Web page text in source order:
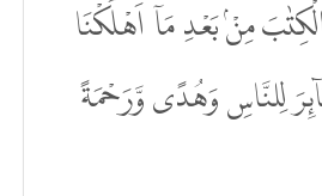
مِنْۢ بَعْدِ مَآ اَهْلَكْنَا
لِلنَّاسِ وَهُدًى وَّرَحْمَةً